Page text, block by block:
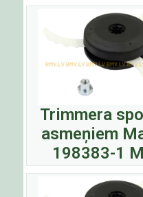
Trimmera
asmeņiem
198383-1